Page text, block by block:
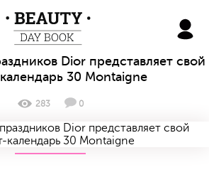
BeautyDayBook
Dior представляет свой
30 Montaigne
283 0